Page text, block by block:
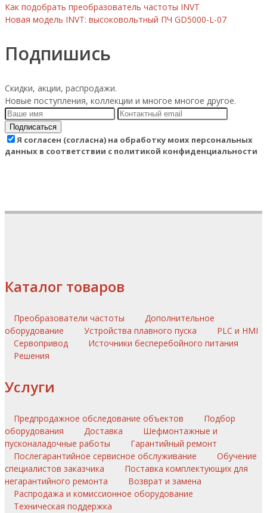
Как подобрать преобразователь частоты INVT
Новая модель INVT: высоковольтный ПЧ GD5000-L-07
Подпишись
Скидки, акции, распродажи.
Новые поступления, коллекции и многое многое другое.
Подписаться
Я согласен (согласна) на обработку моих персональных
данных в соответствии с политикой конфиденциальности
Каталог товаров
Преобразователи частоты
Дополнительное
оборудование
Устройства плавного пуска
PLC и HMI
Сервопривод
Источники бесперебойного питания
Решения
Услуги
Предпродажное обследование объектов
Подбор
оборудования
Доставка
Шефмонтажные и
пусконаладочные работы
Гарантийный ремонт
Послегарантийное сервисное обслуживание
Обучение
специалистов заказчика
Поставка комплектующих для
негарантийного ремонта
Возврат и замена
Распродажа и комиссионное оборудование
Техническая поддержка